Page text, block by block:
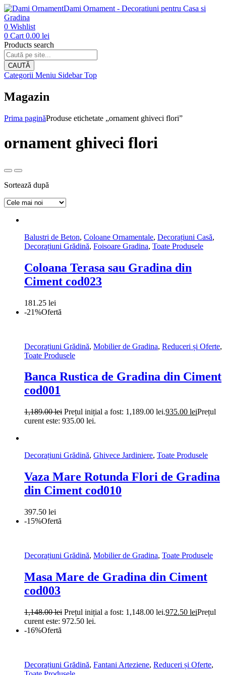
Dami Ornament - Decoratiuni pentru Casa si
Gradina
0 Wishlist
0 Cart 0.00 lei
Products search
CAUTĂ
Categorii Meniu Sidebar Top
Magazin
Prima paginăProduse etichetate „ornament ghiveci flori”
ornament ghiveci flori
Sortează după
Balustri de Beton, Coloane Ornamentale, Decorațiuni Casă,
Decorațiuni Grădină, Foisoare Gradina, Toate Produsele
Coloana Terasa sau Gradina din
Ciment cod023
181.25 lei
-21%Ofertă
Decorațiuni Grădină, Mobilier de Gradina, Reduceri și Oferte,
Toate Produsele
Banca Rustica de Gradina din Ciment
cod001
1,189.00lei Prețul inițial a fost: 1,189.00 lei.935.00 leiPrețul
curent este: 935.00 lei.
Decorațiuni Grădină, Ghivece Jardiniere, Toate Produsele
Vaza Mare Rotunda Flori de Gradina
din Ciment cod010
397.50 lei
-15%Ofertă
Decorațiuni Grădină, Mobilier de Gradina, Toate Produsele
Masa Mare de Gradina din Ciment
cod003
1,148.00lei Prețul inițial a fost: 1,148.00 lei.972.50 leiPrețul
curent este: 972.50 lei.
-16%Ofertă
Decorațiuni Grădină, Fantani Arteziene, Reduceri și Oferte,